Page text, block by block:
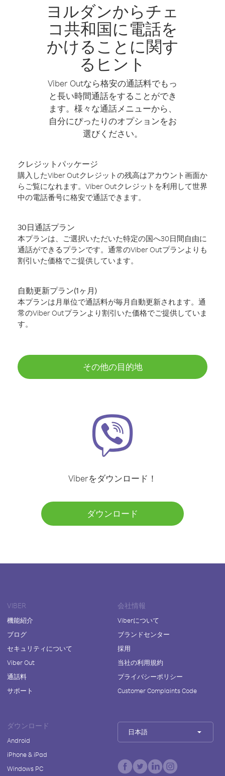
ヨルダンからチェ
コ共和国に電話を
かけることに関す
るヒント
Viber Outなら格安の通話料でもっ
と長い時間通話をすることができ
ます。様々な通話メニューから、
自分にぴったりのオプションをお
選びください。
クレジットパッケージ
購入したViber Outクレジットの残高はアカウント画面か
らご覧になれます。Viber Outクレジットを利用して世界
中の電話番号に格安で通話できます。
30日通話プラン
本プランは、ご選択いただいた特定の国へ30日間自由に
通話ができるプランです。通常のViber Outプランよりも
割引いた価格でご提供しています。
自動更新プラン(1ヶ月)
本プランは月単位で通話料が毎月自動更新されます。通
常のViber Outプランより割引いた価格でご提供していま
す。
その他の目的地
Viberをダウンロード！
ダウンロード
VIBER
機能紹介
ブログ
セキュリティについて
Viber Out
通話料
サポート
会社情報
Viberについて
ブランドセンター
採用
当社の利用規約
プライバシーポリシー
Customer Complaints Code
ダウンロード
Android
iPhone & iPad
Windows PC
日本語